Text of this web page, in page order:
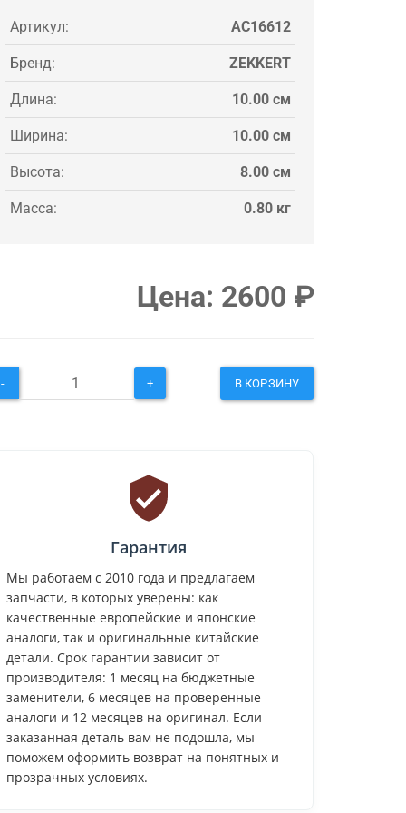
Артикул: AC16612
Бренд: ZEKKERT
Длина: 10.00 см
Ширина: 10.00 см
Высота: 8.00 см
Масса: 0.80 кг
Цена: 2600 ₽
- + В КОРЗИНУ
Гарантия
Мы работаем с 2010 года и предлагаем
запчасти, в которых уверены: как
качественные европейские и японские
аналоги, так и оригинальные китайские
детали. Срок гарантии зависит от
производителя: 1 месяц на бюджетные
заменители, 6 месяцев на проверенные
аналоги и 12 месяцев на оригинал. Если
заказанная деталь вам не подошла, мы
поможем оформить возврат на понятных и
прозрачных условиях.